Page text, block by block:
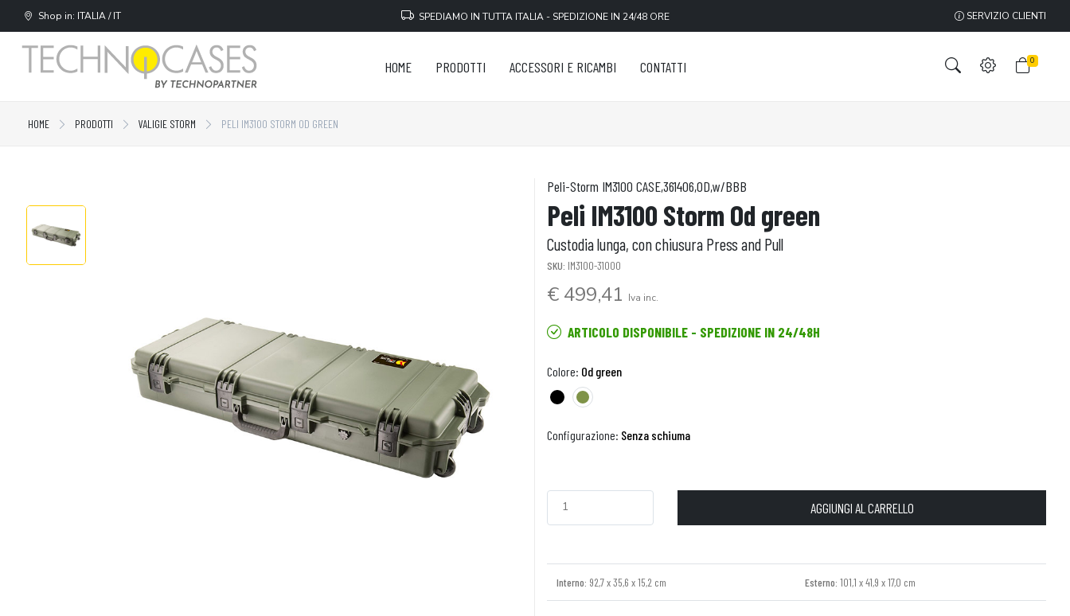
Shop in: ITALIA / IT SPEDIAMO IN TUTTA ITALIA - SPEDIZIONE IN 24/48 ORE SERVIZIO CLIENTI
HOME PRODOTTI ACCESSORI E RICAMBI CONTATTI 0
HOME PRODOTTI VALIGIE STORM PELI IM3100 STORM OD GREEN
Peli-Storm IM3100 CASE,361406,OD,w/BBB
Peli IM3100 Storm Od green
Custodia lunga, con chiusura Press and Pull
SKU: IM3100-31000
€ 499,41 Iva inc.
ARTICOLO DISPONIBILE - SPEDIZIONE IN 24/48H
Colore: Od green
Configurazione: Senza schiuma
AGGIUNGI AL CARRELLO
Interno: 92,7 x 35,6 x 15,2 cm Esterno: 101,1 x 41,9 x 17,0 cm